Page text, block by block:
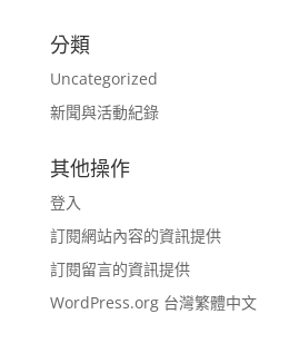
分類
Uncategorized
新聞與活動紀錄
其他操作
登入
訂閱網站內容的資訊提供
訂閱留言的資訊提供
WordPress.org 台灣繁體中文